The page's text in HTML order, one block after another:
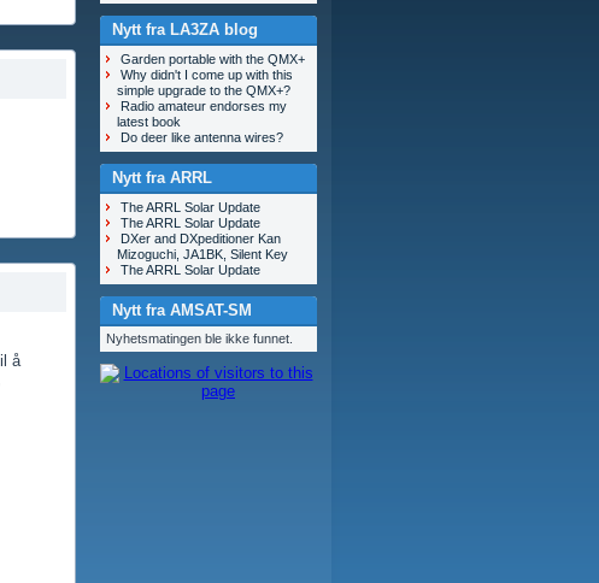
å
Nytt fra LA3ZA blog
Garden portable with the QMX+
Why didn't I come up with this
simple upgrade to the QMX+?
Radio amateur endorses my
latest book
Do deer like antenna wires?
Nytt fra ARRL
The ARRL Solar Update
The ARRL Solar Update
DXer and DXpeditioner Kan
Mizoguchi, JA1BK, Silent Key
The ARRL Solar Update
Nytt fra AMSAT-SM
Nyhetsmatingen ble ikke funnet.